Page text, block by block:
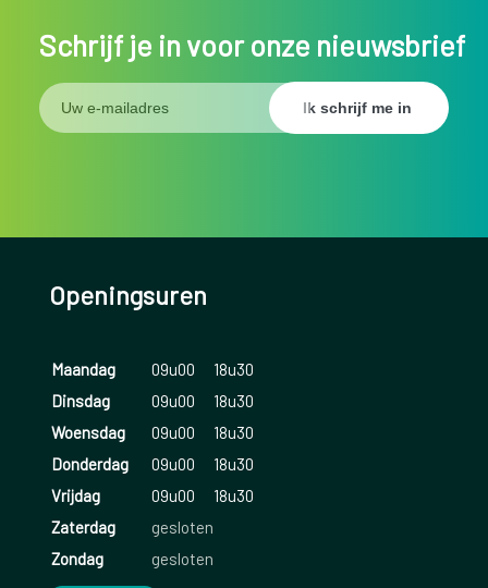
Schrijf je in voor onze nieuwsbrief
Openingsuren
Maandag 09u00
18u30
Dinsdag
09u00
18u30
Woensdag
09u00
18u30
Donderdag
09u00
18u30
Vrijdag
09u00
18u30
Zaterdag
gesloten
Zondag
gesloten